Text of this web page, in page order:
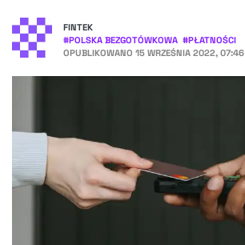
FINTEK
#POLSKA BEZGOTÓWKOWA #PŁATNOŚCI
OPUBLIKOWANO 15 WRZEŚNIA 2022, 07:46